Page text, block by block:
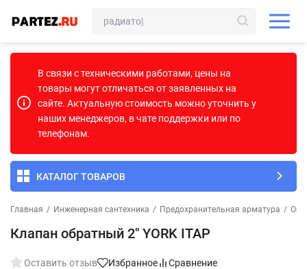
В связи с техническими работами, цены на
товары могут отличаться от заявленных на
сайте. Актуальную стоимость можно уточнить у
наших менеджеров, в чате поддержки или по
телефонам.
КАТАЛОГ ТОВАРОВ
Главная / Инженерная сантехника / Предохранительная арматура /
Клапан обратный 2" YORK ITAP
Оставить отзыв Избранное Сравнение